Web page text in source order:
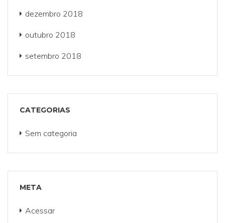
dezembro 2018
outubro 2018
setembro 2018
CATEGORIAS
Sem categoria
META
Acessar